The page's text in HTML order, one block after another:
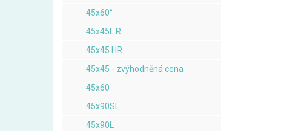
45x60°
45x45L R
45x45 HR
45x45 - zvýhodněná cena
45x60
45x90SL
45x90L